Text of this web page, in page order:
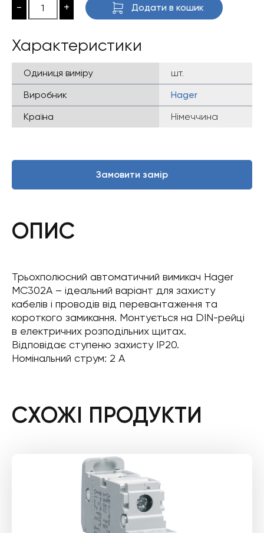
- + Додати в кошик
Характеристики
Одиниця виміру
шт.
Виробник
Hager
Країна
Німеччина
Замовити замір
ОПИС
Трьохполюсний автоматичний вимикач Hager
MC302A – ідеальний варіант для захисту
кабелів і проводів від перевантаження та
короткого замикання. Монтується на DIN-рейці
в електричних розподільних щитах.
Відповідає ступеню захисту IP20.
Номінальний струм: 2 А
СХОЖІ ПРОДУКТИ